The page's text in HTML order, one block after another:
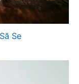
Se